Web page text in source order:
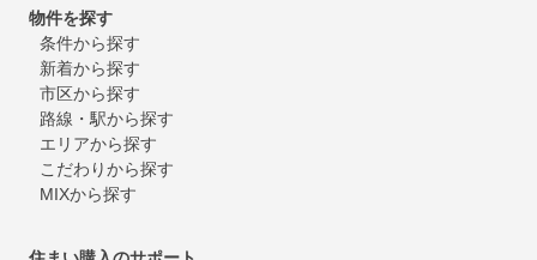
物件を探す
条件から探す
新着から探す
市区から探す
路線・駅から探す
エリアから探す
こだわりから探す
MIXから探す